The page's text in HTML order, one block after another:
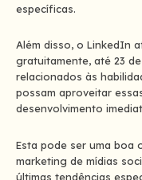
específicas.
Além disso, o LinkedIn
gratuitamente, até 23
relacionados às
possam aproveitar
desenvolvimento
Esta pode ser uma boa
marketing de mídias
últimas tendências